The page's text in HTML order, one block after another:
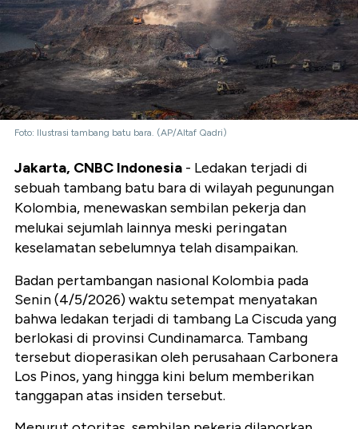
Foto: Ilustrasi tambang batu bara. (AP/Altaf Qadri)
Jakarta, CNBC Indonesia - Ledakan terjadi di
sebuah tambang batu bara di wilayah pegunungan
Kolombia, menewaskan sembilan pekerja dan
melukai sejumlah lainnya meski peringatan
keselamatan sebelumnya telah disampaikan.
Badan pertambangan nasional Kolombia pada
Senin (4/5/2026) waktu setempat menyatakan
bahwa ledakan terjadi di tambang La Ciscuda yang
berlokasi di provinsi Cundinamarca. Tambang
tersebut dioperasikan oleh perusahaan Carbonera
Los Pinos, yang hingga kini belum memberikan
tanggapan atas insiden tersebut.